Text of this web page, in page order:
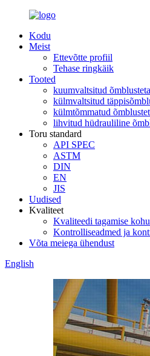
Kodu
Meist
Ettevõtte profiil
Tehase ringkäik
Tooted
kuumvaltsitud
külmvaltsitud
külmtõmmatud
lihvitud hüdrauliline
Toru standard
API SPEC
ASTM
DIN
EN
JIS
Uudised
Kvaliteet
Kvaliteedi tagamise
Kontrolliseadmed ja
Võta meiega ühendust
English